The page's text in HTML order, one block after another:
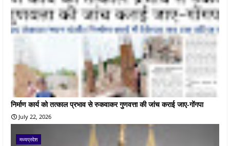
निर्माण कार्य को तत्काल प्रभाव से रुकवाकर गुणवत्ता की जांच कराई जाए-गोंगपा
July 22, 2026
मध्यप्रदेश